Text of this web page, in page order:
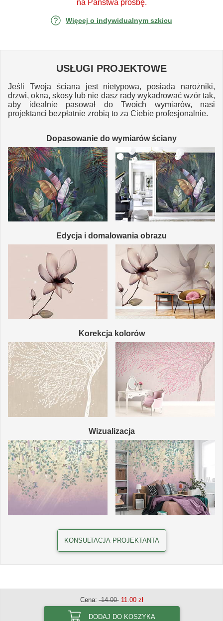
na Państwa prośbę.
Więcej o indywidualnym szkicu
USŁUGI PROJEKTOWE
Jeśli Twoja ściana jest nietypowa, posiada narożniki,
drzwi, okna, skosy lub nie dasz rady wykadrować wzór tak,
aby idealnie pasował do Twoich wymiarów, nasi
projektanci bezpłatnie zrobią to za Ciebie profesjonalnie.
Dopasowanie do wymiarów ściany
Edycja i domalowania obrazu
Korekcja kolorów
Wizualizacja
KONSULTACJA PROJEKTANTA
Cena:14.0011.00 zł
DODAJ DO KOSZYKA